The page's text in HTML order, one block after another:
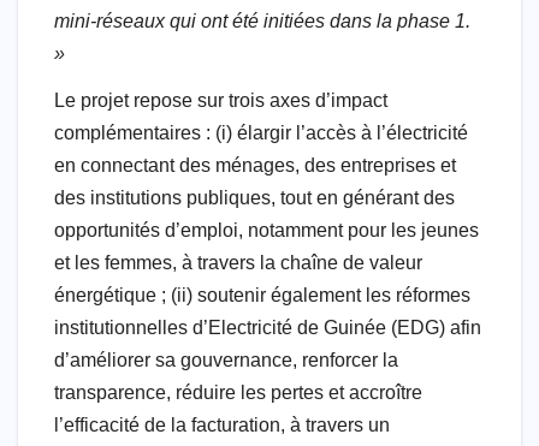
mini-réseaux qui ont été initiées dans la phase 1.
»
Le projet repose sur trois axes d’impact
complémentaires : (i) élargir l’accès à l’électricité
en connectant des ménages, des entreprises et
des institutions publiques, tout en générant des
opportunités d’emploi, notamment pour les jeunes
et les femmes, à travers la chaîne de valeur
énergétique ; (ii) soutenir également les réformes
institutionnelles d’Electricité de Guinée (EDG) afin
d’améliorer sa gouvernance, renforcer la
transparence, réduire les pertes et accroître
l’efficacité de la facturation, à travers un